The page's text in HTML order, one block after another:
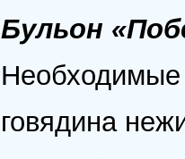
Бульон
Необходимые
говядина